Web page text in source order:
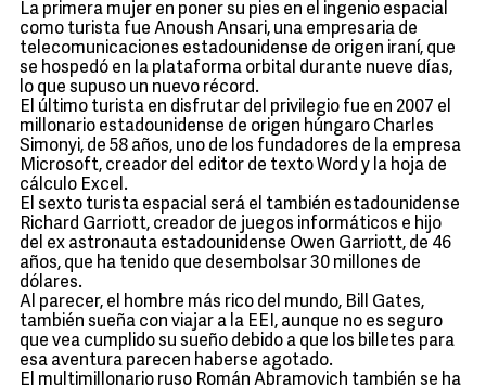
La primera mujer en poner su pies en el ingenio espacial
como turista fue Anoush Ansari, una empresaria de
telecomunicaciones estadounidense de origen iraní, que
se hospedó en la plataforma orbital durante nueve días,
lo que supuso un nuevo récord.
El último turista en disfrutar del privilegio fue en 2007 el
millonario estadounidense de origen húngaro Charles
Simonyi, de 58 años, uno de los fundadores de la empresa
Microsoft, creador del editor de texto Word y la hoja de
cálculo Excel.
El sexto turista espacial será el también estadounidense
Richard Garriott, creador de juegos informáticos e hijo
del ex astronauta estadounidense Owen Garriott, de 46
años, que ha tenido que desembolsar 30 millones de
dólares.
Al parecer, el hombre más rico del mundo, Bill Gates,
también sueña con viajar a la EEI, aunque no es seguro
que vea cumplido su sueño debido a que los billetes para
esa aventura parecen haberse agotado.
El multimillonario ruso Román Abramovich también se ha